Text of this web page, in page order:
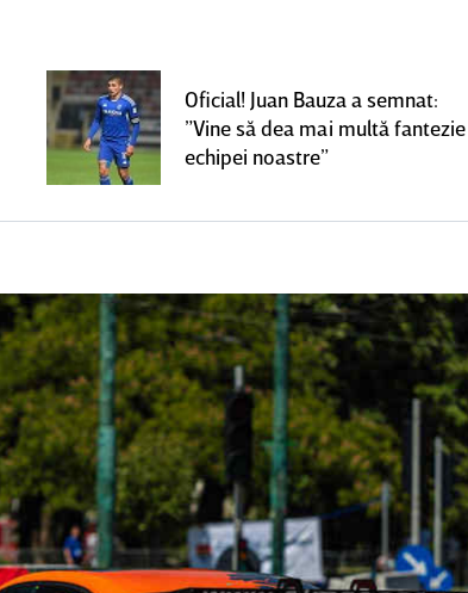
Oficial! Juan Bauza a semnat:
”Vine să dea mai multă fantezie
echipei noastre”